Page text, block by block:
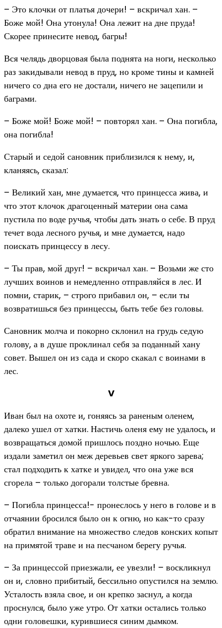
– Это клочки от платья дочери! – вскричал хан. –
Боже мой! Она утонула! Она лежит на дне пруда!
Скорее принесите невод, багры!
Вся челядь дворцовая была поднята на ноги, несколько
раз закидывали невод в пруд, но кроме тины и камней
ничего со дна его не достали, ничего не зацепили и
баграми.
– Боже мой! Боже мой! – повторял хан. – Она погибла,
она погибла!
Старый и седой сановник приблизился к нему, и,
кланяясь, сказал:
– Великий хан, мне думается, что принцесса жива, и
что этот клочок драгоценный материи она сама
пустила по воде ручья, чтобы дать знать о себе. В пруд
течет вода лесного ручья, и мне думается, надо
поискать принцессу в лесу.
– Ты прав, мой друг! – вскричал хан. – Возьми же сто
лучших воинов и немедленно отправляйся в лес. И
помни, старик, – строго прибавил он, – если ты
возвратишься без принцессы, быть тебе без головы.
Сановник молча и покорно склонил на грудь седую
голову, а в душе проклинал себя за поданный хану
совет. Вышел он из сада и скоро скакал с воинами в
лес.
V
Иван был на охоте и, гоняясь за раненым оленем,
далеко ушел от хатки. Настичь оленя ему не удалось, и
возвращаться домой пришлось поздно ночью. Еще
издали заметил он меж деревьев свет яркого зарева;
стал подходить к хатке и увидел, что она уже вся
сгорела – только догорали толстые бревна.
– Погибла принцесса!- пронеслось у него в голове и в
отчаянии бросился было он к огню, но как-то сразу
обратил внимание на множество следов конских копыт
на примятой траве и на песчаном берегу ручья.
– За принцессой приезжали, ее увезли! – воскликнул
он и, словно прибитый, бессильно опустился на землю.
Усталость взяла свое, и он крепко заснул, а когда
проснулся, было уже утро. От хатки остались только
одни головешки, курившиеся синим дымком.